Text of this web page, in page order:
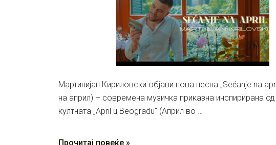
Мартинијан Кириловски објави нова песна „Sećanje na
на април) – современа музичка приказна инспирирана
култната „April u Beogradu“ (Април во …
Прочитај повеќе »